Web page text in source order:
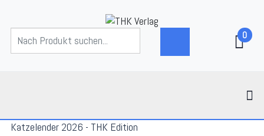
0
Katzelender 2026 - THK Edition